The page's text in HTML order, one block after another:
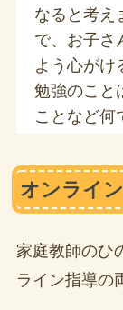
なると考え
で、お子さ
よう心がけ
勉強のこと
ことなど何
オンライ
家庭教師のひ
ライン指導の